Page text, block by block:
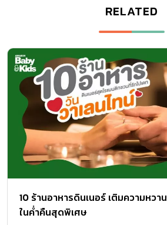
RELATED
10 ร้านอาหารดินเนอร์ เติมความหว
ในค่ำคืนสุดพิเศษ